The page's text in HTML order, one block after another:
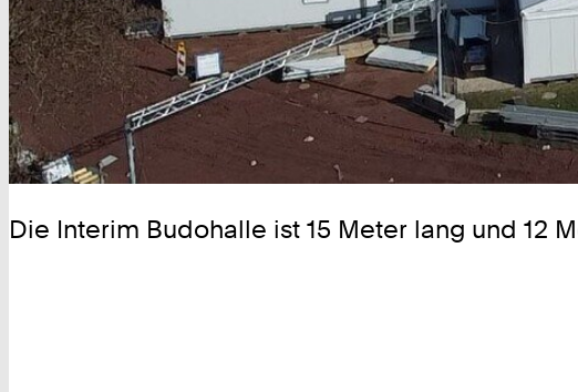
Die Interim Budohalle ist 15 Meter lang und 12